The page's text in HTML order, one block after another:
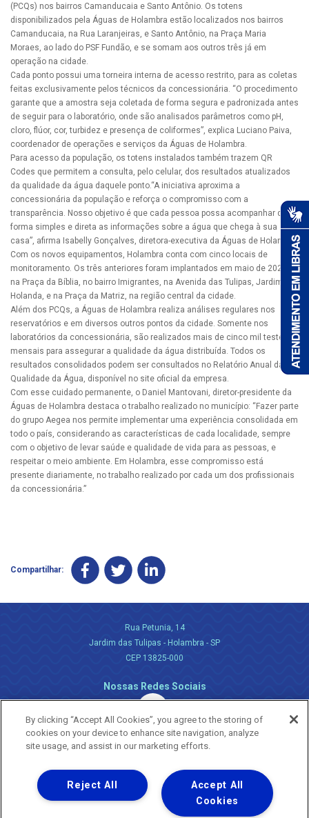
(PCQs) nos bairros Camanducaia e Santo Antônio. Os totens
disponibilizados pela Águas de Holambra estão localizados nos bairros
Camanducaia, na Rua Laranjeiras, e Santo Antônio, na Praça Maria
Moraes, ao lado do PSF Fundão, e se somam aos outros três já em
operação na cidade.
Cada ponto possui uma torneira interna de acesso restrito, para as coletas
feitas exclusivamente pelos técnicos da concessionária. “O procedimento
garante que a amostra seja coletada de forma segura e padronizada antes
de seguir para o laboratório, onde são analisados parâmetros como pH,
cloro, flúor, cor, turbidez e presença de coliformes”, explica Luciano Paiva,
coordenador de operações e serviços da Águas de Holambra.
Para acesso da população, os totens instalados também trazem QR
Codes que permitem a consulta, pelo celular, dos resultados atualizados
da qualidade da água daquele ponto.“A iniciativa aproxima a
concessionária da população e reforça o compromisso com a
transparência. Nosso objetivo é que cada pessoa possa acompanhar de
forma simples e direta as informações sobre a água que chega à sua
casa”, afirma Isabelly Gonçalves, diretora-executiva da Águas de Holambra.
Com os novos equipamentos, Holambra conta com cinco locais de
monitoramento. Os três anteriores foram implantados em maio de 2025,
na Praça da Bíblia, no bairro Imigrantes, na Avenida das Tulipas, Jardim
Holanda, e na Praça da Matriz, na região central da cidade.
Além dos PCQs, a Águas de Holambra realiza análises regulares nos
reservatórios e em diversos outros pontos da cidade. Somente nos
laboratórios da concessionária, são realizados mais de cinco mil testes
mensais para assegurar a qualidade da água distribuída. Todos os
resultados consolidados podem ser consultados no Relatório Anual da
Qualidade da Água, disponível no site oficial da empresa.
Com esse cuidado permanente, o Daniel Mantovani, diretor-presidente da
Águas de Holambra destaca o trabalho realizado no município: “Fazer parte
do grupo Aegea nos permite implementar uma experiência consolidada em
todo o país, considerando as características de cada localidade, sempre
com o objetivo de levar saúde e qualidade de vida para as pessoas, e
respeitar o meio ambiente. Em Holambra, esse compromisso está
presente diariamente, no trabalho realizado por cada um dos profissionais
da concessionária.”
Compartilhar:
Rua Petunia, 14
Jardim das Tulipas - Holambra - SP
CEP 13825-000
Nossas Redes Sociais
Uma empresa
Copyright ® 2026 - Todos os Direitos Reservados.
By clicking “Accept All Cookies”, you agree to the storing of
cookies on your device to enhance site navigation, analyze
site usage, and assist in our marketing efforts.
Accept All
Cookies
Reject All